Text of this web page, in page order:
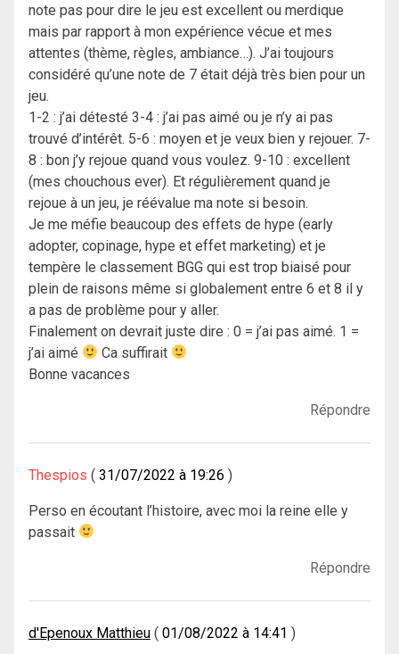
note pas pour dire le jeu est excellent ou merdique
mais par rapport à mon expérience vécue et mes
attentes (thème, règles, ambiance…). J’ai toujours
considéré qu’une note de 7 était déjà très bien pour un
jeu.
1-2 : j’ai détesté 3-4 : j’ai pas aimé ou je n’y ai pas
trouvé d’intérêt. 5-6 : moyen et je veux bien y rejouer. 7-
8 : bon j’y rejoue quand vous voulez. 9-10 : excellent
(mes chouchous ever). Et régulièrement quand je
rejoue à un jeu, je réévalue ma note si besoin.
Je me méfie beaucoup des effets de hype (early
adopter, copinage, hype et effet marketing) et je
tempère le classement BGG qui est trop biaisé pour
plein de raisons même si globalement entre 6 et 8 il y
a pas de problème pour y aller.
Finalement on devrait juste dire : 0 = j’ai pas aimé. 1 =
j’ai aimé
Ca suffirait
Bonne vacances
Répondre
Thespios 31/07/2022 à 19:26
Perso en écoutant l’histoire, avec moi la reine elle y
passait
Répondre
d'Epenoux Matthieu 01/08/2022 à 14:41